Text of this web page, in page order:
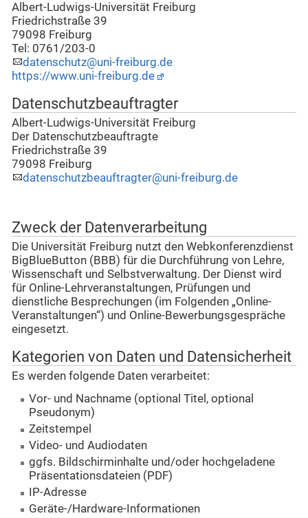
Albert-Ludwigs-Universität Freiburg
Friedrichstraße 39
79098 Freiburg
Tel: 0761/203-0
datenschutz@uni-freiburg.de
https://www.uni-freiburg.de
Datenschutzbeauftragter
Albert-Ludwigs-Universität Freiburg
Der Datenschutzbeauftragte
Friedrichstraße 39
79098 Freiburg
datenschutzbeauftragter@uni-freiburg.de
Zweck der Datenverarbeitung
Die Universität Freiburg nutzt den Webkonferenzdienst
BigBlueButton (BBB) für die Durchführung von Lehre,
Wissenschaft und Selbstverwaltung. Der Dienst wird
für Online-Lehrveranstaltungen, Prüfungen und
dienstliche Besprechungen (im Folgenden „Online-
Veranstaltungen“) und Online-Bewerbungsgespräche
eingesetzt.
Kategorien von Daten und Datensicherheit
Es werden folgende Daten verarbeitet:
Vor- und Nachname (optional Titel, optional
Pseudonym)
Zeitstempel
Video- und Audiodaten
ggfs. Bildschirminhalte und/oder hochgeladene
Präsentationsdateien (PDF)
IP-Adresse
Geräte-/Hardware-Informationen